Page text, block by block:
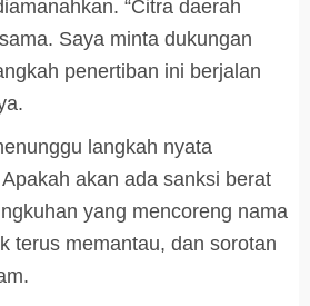
“Citra daerah
Saya minta dukungan
penertiban ini berjalan
langkah nyata
akan ada sanksi berat
yang mencoreng nama
terus memantau, dan sorotan